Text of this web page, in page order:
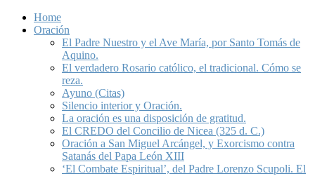
Home
Oración
El Padre Nuestro y el Ave María, por Santo Tomás de
Aquino.
El verdadero Rosario católico, el tradicional. Cómo se
reza.
Ayuno (Citas)
Silencio interior y Oración.
La oración es una disposición de gratitud.
El CREDO del Concilio de Nicea (325 d. C.)
Oración a San Miguel Arcángel, y Exorcismo contra
Satanás del Papa León XIII
‘El Combate Espiritual’, del Padre Lorenzo Scupoli. El